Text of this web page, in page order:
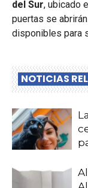
del Sur, ubicado
puertas se
disponibles para
NOTICIAS